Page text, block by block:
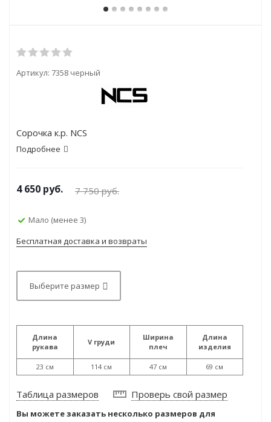
Артикул: 7358 черный
Сорочка к.р. NCS
Подробнее
7 750руб.
4 650 руб.
Мало (менее 3)
Бесплатная доставка и возвраты
Выберите размер
Длина
рукава
23 см
V груди
114 см
Ширина
плеч
47 см
Длина
изделия
69 см
Таблица размеров Проверь свой размер
Вы можете заказать несколько размеров для